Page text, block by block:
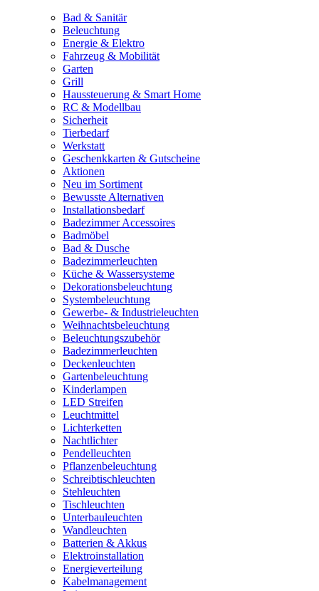
Bad & Sanitär
Beleuchtung
Energie & Elektro
Fahrzeug & Mobilität
Garten
Grill
Haussteuerung & Smart Home
RC & Modellbau
Sicherheit
Tierbedarf
Werkstatt
Geschenkkarten & Gutscheine
Aktionen
Neu im Sortiment
Bewusste Alternativen
Installationsbedarf
Badezimmer Accessoires
Badmöbel
Bad & Dusche
Badezimmerleuchten
Küche & Wassersysteme
Dekorationsbeleuchtung
Systembeleuchtung
Gewerbe- & Industrieleuchten
Weihnachtsbeleuchtung
Beleuchtungszubehör
Badezimmerleuchten
Deckenleuchten
Gartenbeleuchtung
Kinderlampen
LED Streifen
Leuchtmittel
Lichterketten
Nachtlichter
Pendelleuchten
Pflanzenbeleuchtung
Schreibtischleuchten
Stehleuchten
Tischleuchten
Unterbauleuchten
Wandleuchten
Batterien & Akkus
Elektroinstallation
Energieverteilung
Kabelmanagement